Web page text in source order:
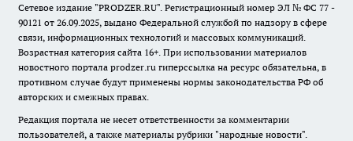
Сетевое издание "PRODZER.RU". Регистрационный номер ЭЛ № ФС 77 -
90121 от 26.09.2025, выдано Федеральной службой по надзору в сфере
связи, информационных технологий и массовых коммуникаций.
Возрастная категория сайта 16+. При использовании материалов
новостного портала prodzer.ru гиперссылка на ресурс обязательна, в
противном случае будут применены нормы законодательства РФ об
авторских и смежных правах.
Редакция портала не несет ответственности за комментарии
пользователей, а также материалы рубрики "народные новости".